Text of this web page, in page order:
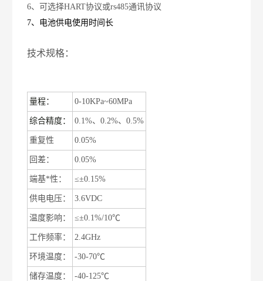
6、可选择HART协议或rs485通讯协议
7、电池供电使用时间长
技术规格：
量程： 0-10KPa~60MPa
综合精度： 0.1%、0.2%、0.5%
重复性 0.05%
回差： 0.05%
端基*性： ≤±0.15%
供电电压： 3.6VDC
温度影响： ≤±0.1%/10℃
工作频率： 2.4GHz
环境温度： -30-70℃
储存温度： -40-125℃